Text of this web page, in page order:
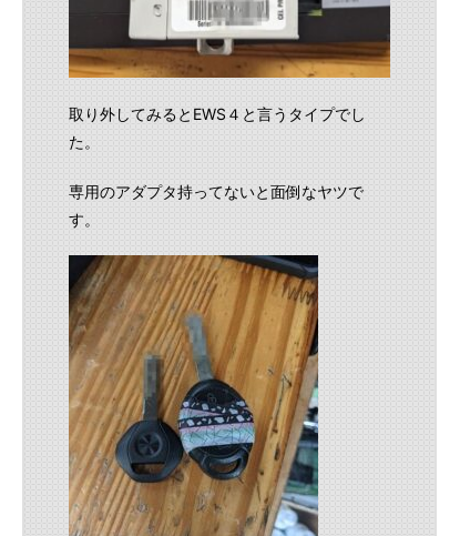
取り外してみるとEWS４と言うタイプでし
た。
専用のアダプタ持ってないと面倒なヤツで
す。